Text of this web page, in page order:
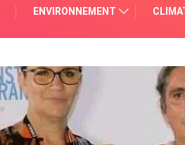
ENVIRONNEMENT